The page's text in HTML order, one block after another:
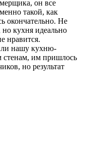
он все
такой, как
окончательно. Не
кухня идеально
нравится.
нашу кухню-
стенам, им пришлось
но результат